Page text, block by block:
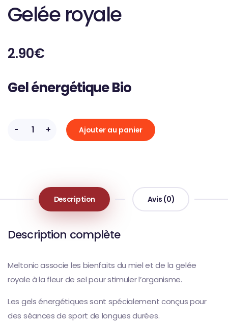
Gelée royale
2.90€
Gel énergétique Bio
+
- Ajouter au panier
Description Avis (0)
Description complète
Meltonic associe les bienfaits du miel et de la gelée
royale à la fleur de sel pour stimuler l’organisme.
Les gels énergétiques sont spécialement conçus pour
des séances de sport de longues durées.